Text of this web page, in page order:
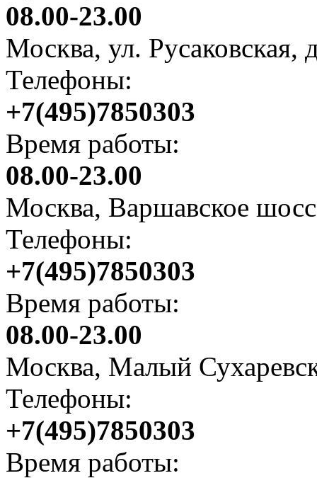
08.00-23.00
Москва, ул. Русаковская,
Телефоны:
+7(495)7850303
Время работы:
08.00-23.00
Москва, Варшавское
Телефоны:
+7(495)7850303
Время работы:
08.00-23.00
Москва, Малый
Телефоны:
+7(495)7850303
Время работы: